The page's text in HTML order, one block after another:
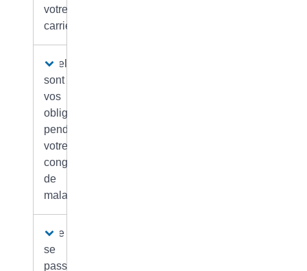
votre
carrière ?
Quelles
sont
vos
obligations
pendant
votre
congé
de
maladie ?
Que
se
passe-